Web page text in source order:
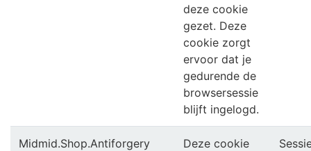
deze cookie
gezet. Deze
cookie zorgt
ervoor dat je
gedurende de
browsersessie
blijft ingelogd.
Midmid.Shop.Antiforgery
Deze cookie